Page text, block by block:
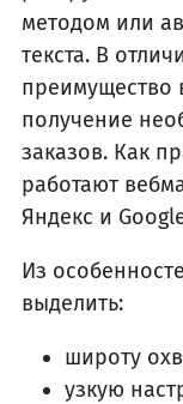
методом или
текста. В
преимущество
получение
заказов. Как
работают
Яндекс и
Из
выделить:
широту
узкую